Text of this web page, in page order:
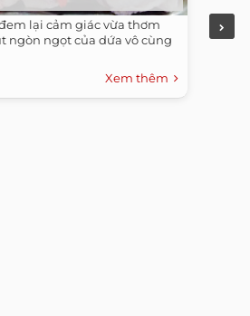
lại cảm giác vừa thơm
ngòn ngọt của dứa vô cùng
Xem thêm